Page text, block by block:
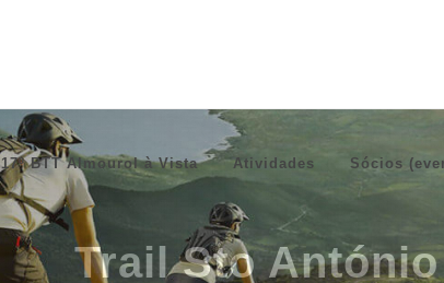
17º BTT Almourol à Vista Atividades Sócios
Trail Sto António